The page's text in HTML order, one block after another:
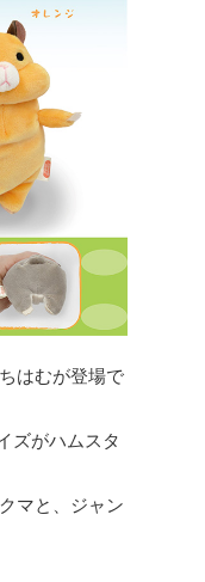
はむが登場で
ズがハムスタ
マと、ジャン